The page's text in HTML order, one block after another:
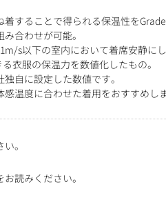
することで得られる保温性を
合わせが可能。
s以下の室内において着席安静に
衣服の保温力を数値化したもの。
自に設定した数値です。
温度に合わせた着用をおすすめしま
。
読みください。